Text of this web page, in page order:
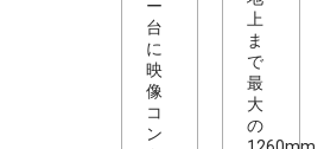
ー
台
に
映
像
コ
ン
上
ま
で
最
大
の